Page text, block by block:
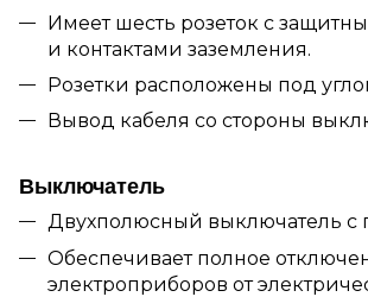
Имеет шесть розеток с
и контактами заземления.
Розетки расположены под
Вывод кабеля со стороны
Выключатель
Двухполюсный выключатель с
Обеспечивает полное
электроприборов от